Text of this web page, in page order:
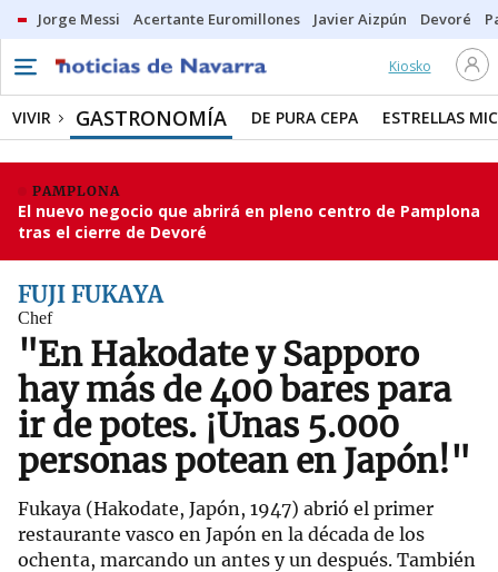
Jorge Messi Acertante Euromillones Javier Aizpún Devoré
Kiosko
VIVIR GASTRONOMÍA DE PURA CEPA ESTRELLAS
PAMPLONA
El nuevo negocio que abrirá en pleno centro de Pamplona
tras el cierre de Devoré
FUJI FUKAYA
Chef
"En Hakodate y Sapporo
hay más de 400 bares para
ir de potes. ¡Unas 5.000
personas potean en Japón!"
Fukaya (Hakodate, Japón, 1947) abrió el primer
restaurante vasco en Japón en la década de los
ochenta, marcando un antes y un después. También